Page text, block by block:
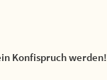
Konfispruch werden!